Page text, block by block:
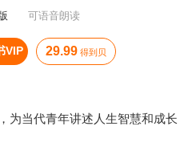
可语音朗读
VIP 29.99 得到贝
为当代青年讲述人生智慧和成长